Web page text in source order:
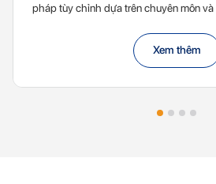
pháp tùy chỉnh dựa trên chuyên môn
Xem thêm